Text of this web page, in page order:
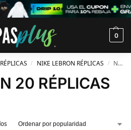
0
/ NIKE LEBRON RÉPLICAS / NIKE LEBRON 20 RÉPLICAS
20 RÉPLICAS